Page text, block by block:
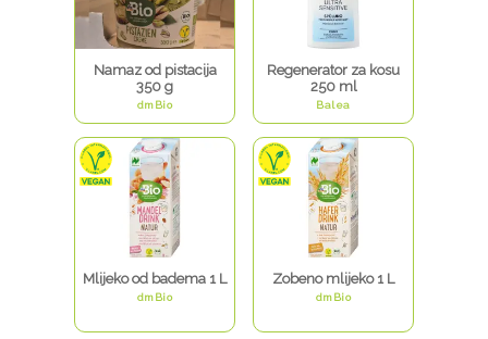
Namaz od pistacija
350 g
dmBio
Regenerator za kosu
250 ml
Balea
Mlijeko od badema 1 L
dmBio
Zobeno mlijeko 1 L
dmBio